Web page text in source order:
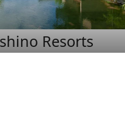
Resorts